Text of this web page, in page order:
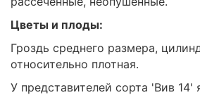
Цветы и плоды:
Гроздь среднего размера,
относительно плотная.
У представителей сорта 'Вив 14'